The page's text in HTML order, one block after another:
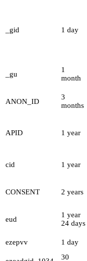
_gid 1 day
_gu
1
month
ANON_ID
3
months
APID 1 year
cid 1 year
CONSENT 2 years
eud
1 year
24 days
ezepvv
1 day
30